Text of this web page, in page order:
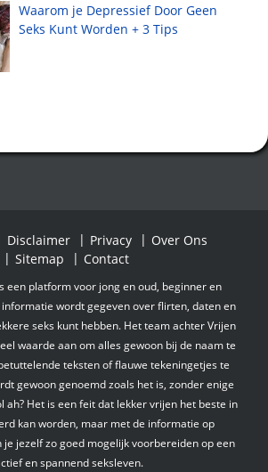
Waarom je Depressief Door Geen
Seks Kunt Worden + 3 Tips
Disclaimer Privacy
Over Ons
Sitemap
Contact
een platform voor jong en oud, beginner en
wordt gegeven over flirten, daten en
seks kunt hebben. Het team achter Vrijen
waarde aan om alles gewoon bij de naam te
teksten of flauwe tekeningetjes te
gewoon genoemd zoals het is, zonder enige
ah? Het is een feit dat lekker vrijen het beste in
kan worden, maar met de informatie op
je jezelf zo goed mogelijk voorbereiden op een
en spannend seksleven.